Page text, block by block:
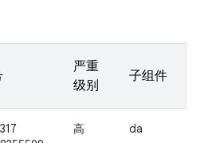
严重
级别
子组件
高 da